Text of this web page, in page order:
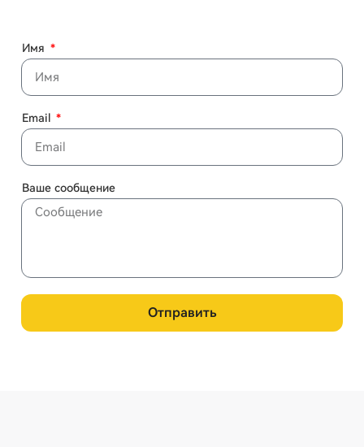
Имя
Email
Ваше сообщение
Отправить